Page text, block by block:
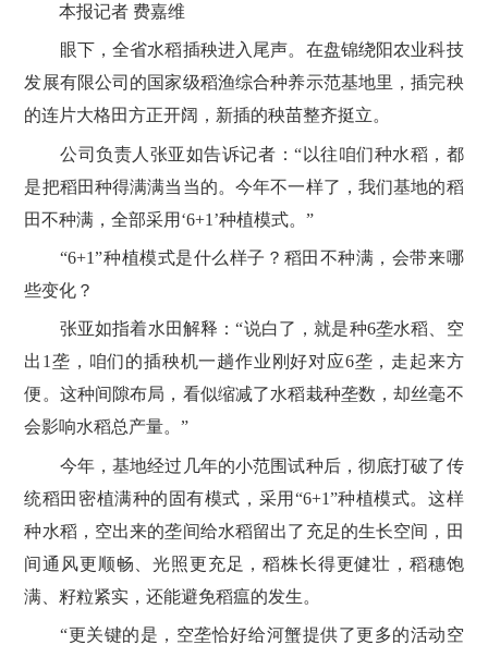
本报记者 费嘉维
眼下，全省水稻插秧进入尾声。在盘锦绕阳农业科技
发展有限公司的国家级稻渔综合种养示范基地里，插完秧
的连片大格田方正开阔，新插的秧苗整齐挺立。
公司负责人张亚如告诉记者：“以往咱们种水稻，都
是把稻田种得满满当当的。今年不一样了，我们基地的稻
田不种满，全部采用‘6+1’种植模式。”
“6+1”种植模式是什么样子？稻田不种满，会带来哪
些变化？
张亚如指着水田解释：“说白了，就是种6垄水稻、空
出1垄，咱们的插秧机一趟作业刚好对应6垄，走起来方
便。这种间隙布局，看似缩减了水稻栽种垄数，却丝毫不
会影响水稻总产量。”
今年，基地经过几年的小范围试种后，彻底打破了传
统稻田密植满种的固有模式，采用“6+1”种植模式。这样
种水稻，空出来的垄间给水稻留出了充足的生长空间，田
间通风更顺畅、光照更充足，稻株长得更健壮，稻穗饱
满、籽粒紧实，还能避免稻瘟的发生。
“更关键的是，空垄恰好给河蟹提供了更多的活动空